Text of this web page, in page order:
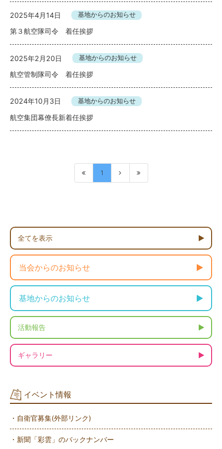
2025年4月14日 基地からのお知らせ
第３航空隊司令 着任挨拶
2025年2月20日 基地からのお知らせ
航空管制隊司令 着任挨拶
2024年10月3日 基地からのお知らせ
航空集団幕僚長新着任挨拶
1
全てを表示
当会からのお知らせ
基地からのお知らせ
活動報告
ギャラリー
イベント情報
・自衛官募集(外部リンク)
・新聞「彩雲」のバックナンバー